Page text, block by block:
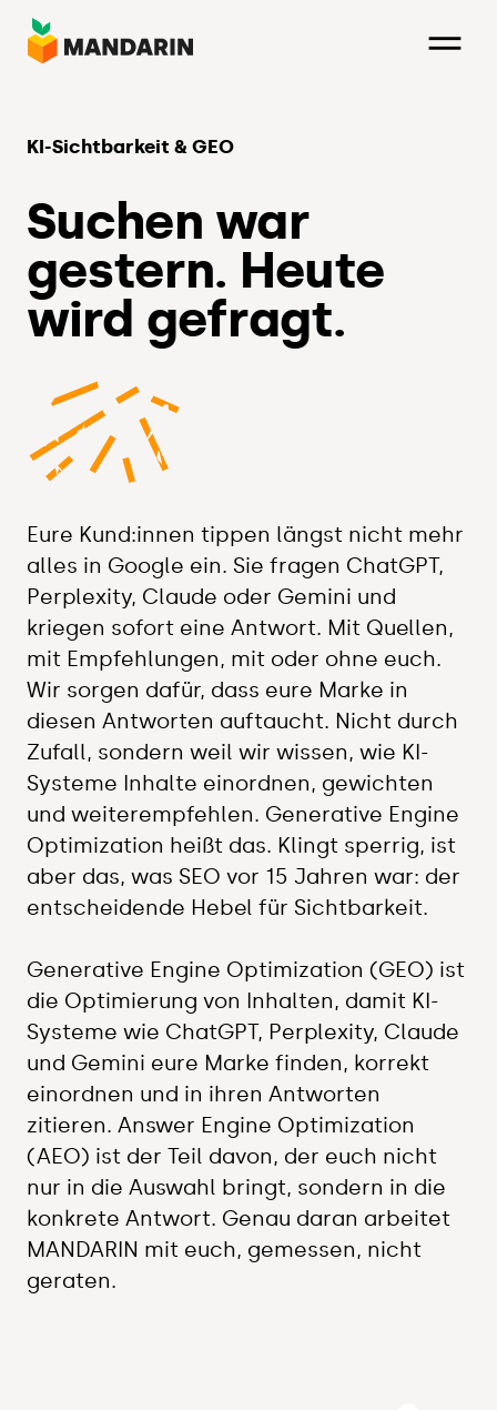
Direkt
zum
KI-Sichtbarkeit & GEO
Suchen war
gestern. Heute
wird gefragt.
Eure Kund:innen tippen längst nicht mehr
alles in Google ein. Sie fragen ChatGPT,
Perplexity, Claude oder Gemini und
kriegen sofort eine Antwort. Mit Quellen,
mit Empfehlungen, mit oder ohne euch.
Wir sorgen dafür, dass eure Marke in
diesen Antworten auftaucht. Nicht durch
Zufall, sondern weil wir wissen, wie KI-
Systeme Inhalte einordnen, gewichten
und weiterempfehlen. Generative Engine
Optimization heißt das. Klingt sperrig, ist
aber das, was SEO vor 15 Jahren war: der
entscheidende Hebel für Sichtbarkeit.
Generative Engine Optimization (GEO) ist
die Optimierung von Inhalten, damit KI-
Systeme wie ChatGPT, Perplexity, Claude
und Gemini eure Marke finden, korrekt
einordnen und in ihren Antworten
zitieren. Answer Engine Optimization
(AEO) ist der Teil davon, der euch nicht
nur in die Auswahl bringt, sondern in die
konkrete Antwort. Genau daran arbeitet
MANDARIN mit euch, gemessen, nicht
geraten.